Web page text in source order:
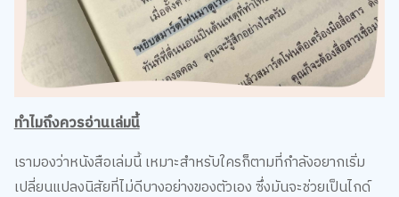
ทำไมถึงควรอ่านเล่มนี้
เรามองว่าหนังสือเล่มนี้ เหมาะสำหรับใครก็ตามที่กำลังอยากเริ่ม
เปลี่ยนแปลงนิสัยที่ไม่ดีบางอย่างของตัวเอง ซึ่งมันจะช่วยเป็นไกด์